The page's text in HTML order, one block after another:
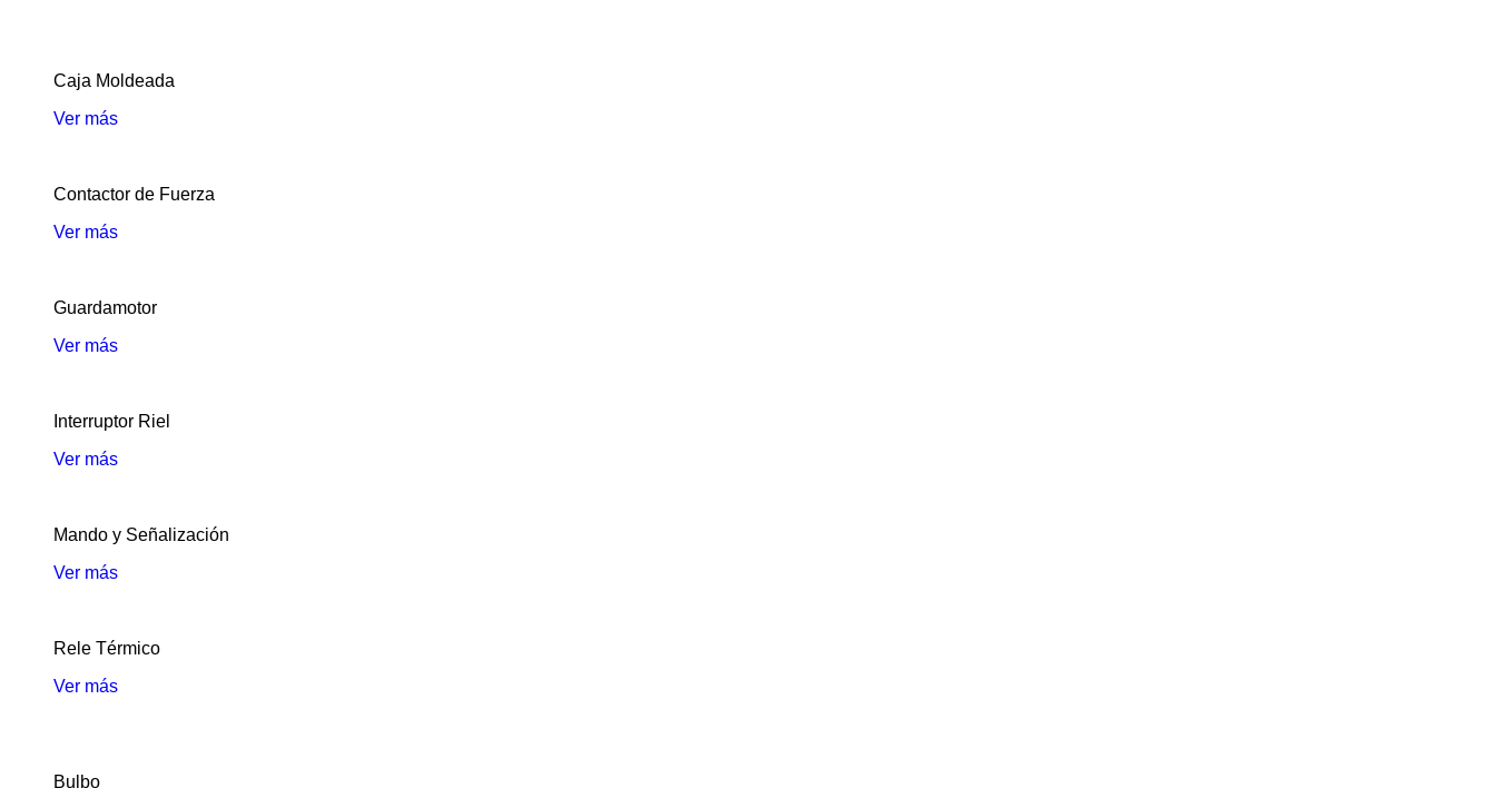
Caja Moldeada
Ver más
Contactor de Fuerza
Ver más
Guardamotor
Ver más
Interruptor Riel
Ver más
Mando y Señalización
Ver más
Rele Térmico
Ver más
Bulbo